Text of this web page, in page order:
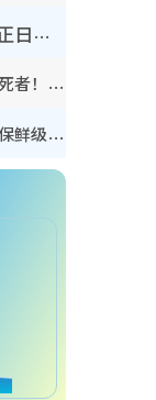
鬼门开2026｜农历七月撞正日全食特别邪？专家警告切忌做一事！揭4大禁忌+2招保平安
夺命寄生虫｜食生菜狂泻首现死者！疫潮恶化录1.8万宗病例 揭洗菜3大谬误
内地客夸港人不识老！揭港铁保鲜级冷气 港人求放过：别投诉